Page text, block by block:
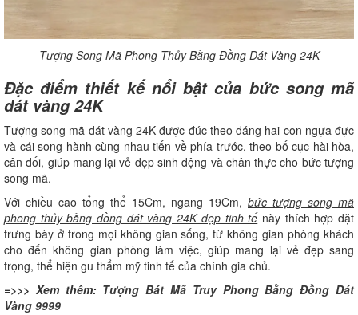
Tượng Song Mã Phong Thủy Bằng Đồng Dát Vàng 24K
Đặc điểm thiết kế nổi bật của bức song mã
dát vàng 24K
Tượng song mã dát vàng 24K được đúc theo dáng hai con ngựa đực
và cái song hành cùng nhau tiến về phía trước, theo bố cục hài hòa,
cân đối, giúp mang lại vẻ đẹp sinh động và chân thực cho bức tượng
song mã.
Với chiều cao tổng thể 15Cm, ngang 19Cm, bức tượng song mã
phong thủy bằng đồng dát vàng 24K đẹp tinh tếnày thích hợp đặt
trưng bày ở trong mọi không gian sống, từ không gian phòng khách
cho đến không gian phòng làm việc, giúp mang lại vẻ đẹp sang
trọng, thể hiện gu thẩm mỹ tinh tế của chính gia chủ.
=>>> Xem thêm: Tượng Bát Mã Truy Phong Bằng Đồng Dát
Vàng 9999